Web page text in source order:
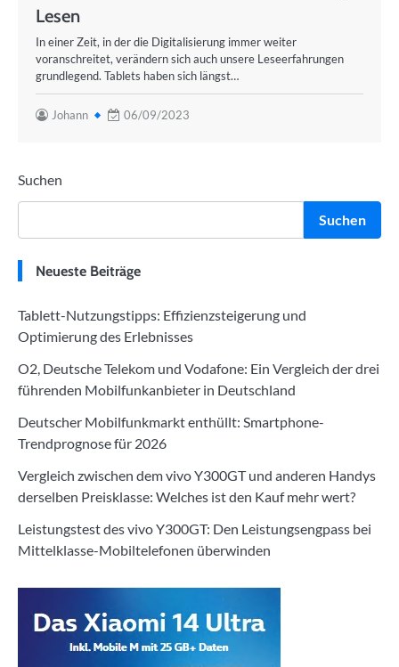
Lesen
In einer Zeit, in der die Digitalisierung immer weiter
voranschreitet, verändern sich auch unsere Leseerfahrungen
grundlegend. Tablets haben sich längst…
Johann 06/09/2023
Suchen
Suchen
Neueste Beiträge
Tablett-Nutzungstipps: Effizienzsteigerung und
Optimierung des Erlebnisses
O2, Deutsche Telekom und Vodafone: Ein Vergleich der drei
führenden Mobilfunkanbieter in Deutschland
Deutscher Mobilfunkmarkt enthüllt: Smartphone-
Trendprognose für 2026
Vergleich zwischen dem vivo Y300GT und anderen Handys
derselben Preisklasse: Welches ist den Kauf mehr wert?
Leistungstest des vivo Y300GT: Den Leistungsengpass bei
Mittelklasse-Mobiltelefonen überwinden